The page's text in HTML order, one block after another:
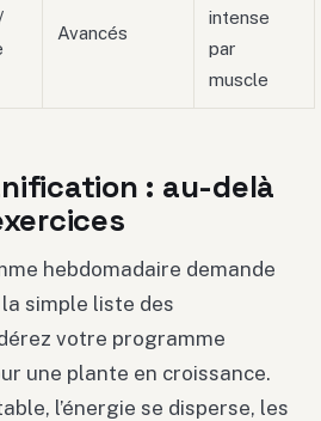
Avancés
intense
par
muscle
: au-delà
hebdomadaire demande
simple liste des
votre programme
une plante en croissance.
l’énergie se disperse, les